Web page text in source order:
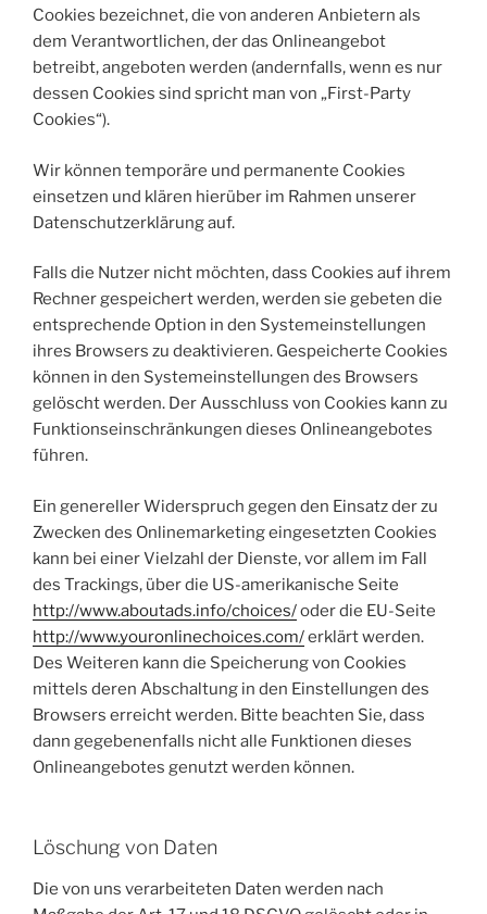
Cookies bezeichnet, die von anderen Anbietern als
dem Verantwortlichen, der das Onlineangebot
betreibt, angeboten werden (andernfalls, wenn es nur
dessen Cookies sind spricht man von „First-Party
Cookies“).
Wir können temporäre und permanente Cookies
einsetzen und klären hierüber im Rahmen unserer
Datenschutzerklärung auf.
Falls die Nutzer nicht möchten, dass Cookies auf ihrem
Rechner gespeichert werden, werden sie gebeten die
entsprechende Option in den Systemeinstellungen
ihres Browsers zu deaktivieren. Gespeicherte Cookies
können in den Systemeinstellungen des Browsers
gelöscht werden. Der Ausschluss von Cookies kann zu
Funktionseinschränkungen dieses Onlineangebotes
führen.
Ein genereller Widerspruch gegen den Einsatz der zu
Zwecken des Onlinemarketing eingesetzten Cookies
kann bei einer Vielzahl der Dienste, vor allem im Fall
des Trackings, über die US-amerikanische Seite
http://www.aboutads.info/choices/oder die EU-Seite
http://www.youronlinechoices.com/erklärt werden.
Des Weiteren kann die Speicherung von Cookies
mittels deren Abschaltung in den Einstellungen des
Browsers erreicht werden. Bitte beachten Sie, dass
dann gegebenenfalls nicht alle Funktionen dieses
Onlineangebotes genutzt werden können.
Löschung von Daten
Die von uns verarbeiteten Daten werden nach